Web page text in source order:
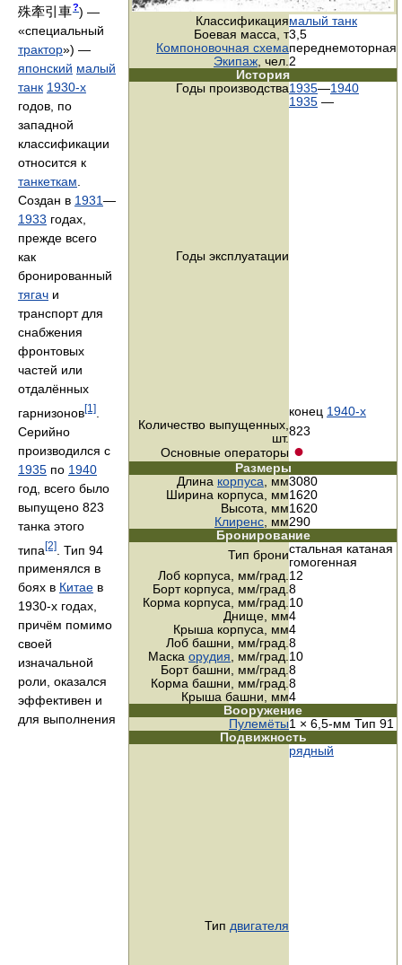
Классификациямалый танк
Боевая масса, т3,5
Компоновочная схемапереднемоторная
Экипаж , чел. 2
История
Годы производства1935—1940
Годы эксплуатации
1935 —
конец 1940-х
Количество выпущенных,
шт.823
Основные операторы
Размеры
Длина корпуса , мм3080
Ширина корпуса, мм1620
Высота, мм1620
Клиренс , мм290
Бронирование
Тип бронистальная катаная
гомогенная
Лоб корпуса, мм/град. 12
Борт корпуса, мм/град. 8
Корма корпуса, мм/град. 10
Днище, мм4
Крыша корпуса, мм4
Лоб башни, мм/град. 8
Маска орудия мм/град. 10
Борт башни, мм/град. 8
Корма башни, мм/град. 8
Крыша башни, мм4
Вооружение
Пулемёты1 × 6,5-мм Тип 91
Подвижность
Тип двигателя
рядный
殊牽引車?) —
«специальный
трактор») —
японский малый
танк 1930-х
годов, по
западной
классификации
относится к
танкеткам
Создан в 1931—
1933 годах,
прежде всего
как
бронированный
тягач и
транспорт для
снабжения
фронтовых
частей или
отдалённых
гарнизонов[1]
Серийно
производился с
1935 по 1940
год, всего было
выпущено 823
танка этого
типа[2]
. Тип 94
применялся в
боях в Китае в
1930-х годах,
причём помимо
своей
изначальной
роли, оказался
эффективен и
для выполнения